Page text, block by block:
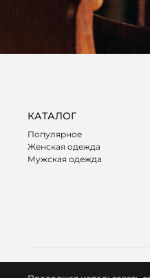
КАТАЛОГ
Популярное
Женская одежда
Мужская одежда